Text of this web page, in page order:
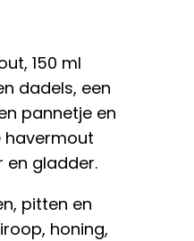
150 ml
dadels, een
pannetje en
havermout
en gladder.
pitten en
honing,